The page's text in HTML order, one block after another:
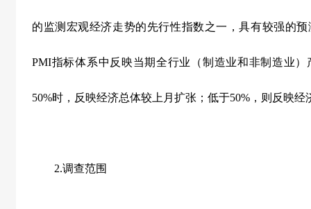
的监测宏观经济走势的先行性指数之一 ，具有较强的
PMI指标体系中反映当期全行业（制造业和非制造业
50%时，反映经济总体较上月扩张；低于50% ，则反映
2.调查范围